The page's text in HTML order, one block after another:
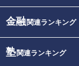
金融関連ランキング
塾関連ランキング